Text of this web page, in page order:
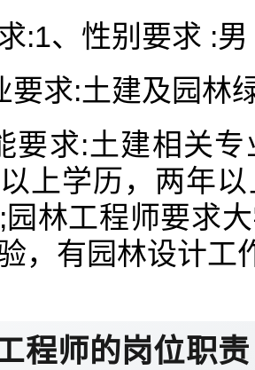
:1、性别要求 :男
要求:土建及园林
要求:土建相关
上学历，两年
林工程师要求
，有园林设计工
程师的岗位职